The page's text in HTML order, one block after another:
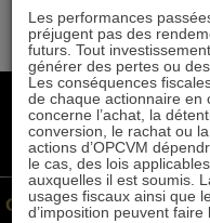
+33 1 84 79 90 24
gestion21@gestion21.fr
8 rue Volney, 75002 Paris
GESTION 21 ©
Les performances
préjugent pas des
futurs. Tout
générer des pertes ou des
Les conséquences
de chaque actionnaire en
concerne l’achat, la
conversion, le rachat ou
actions d’OPCVM
le cas, des lois applicables
auxquelles il est soumis.
usages fiscaux ainsi que
d’imposition peuvent faire